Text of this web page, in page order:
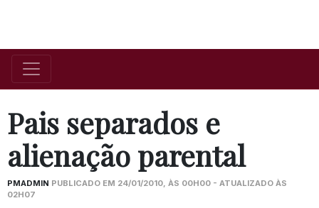
Pais separados e
alienação parental
PMADMIN PUBLICADO EM 24/01/2010, ÀS 00H00 - ATUALIZADO ÀS
02H07